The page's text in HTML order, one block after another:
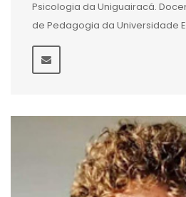
Psicologia da Uniguairacá.
de Pedagogia da Universidade